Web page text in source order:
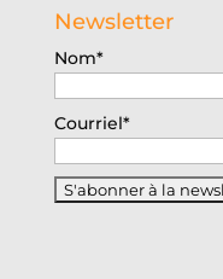
Newsletter
Nom*
Courriel*